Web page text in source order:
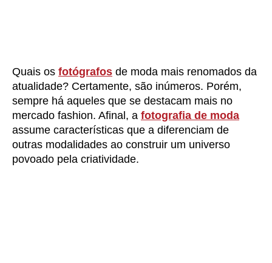
Quais os fotógrafos de moda mais renomados da
atualidade? Certamente, são inúmeros. Porém,
sempre há aqueles que se destacam mais no
mercado fashion. Afinal, a fotografia de moda
assume características que a diferenciam de
outras modalidades ao construir um universo
povoado pela criatividade.